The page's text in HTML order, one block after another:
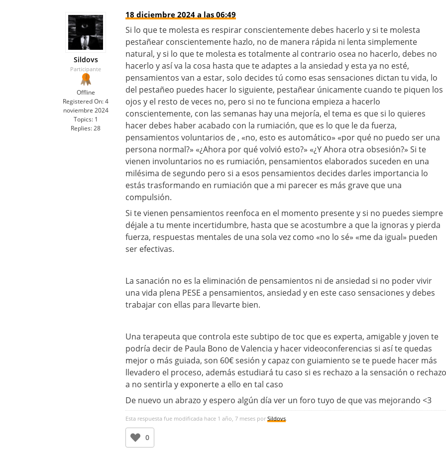
Sildovs
Participante
Offline
Registered On:4
noviembre 2024
Topics: 1
Replies:28
18 diciembre 2024 a las 06:49
Si lo que te molesta es respirar conscientemente debes hacerlo y si te molesta
pestañear conscientemente hazlo, no de manera rápida ni lenta simplemente
natural, y si lo que te molesta es totalmente al contrario osea no hacerlo, debes no
hacerlo y así va la cosa hasta que te adaptes a la ansiedad y esta ya no esté,
pensamientos van a estar, solo decides tú como esas sensaciones dictan tu vida, lo
del pestañeo puedes hacer lo siguiente, pestañear únicamente cuando te piquen los
ojos y el resto de veces no, pero si no te funciona empieza a hacerlo
conscientemente, con las semanas hay una mejoría, el tema es que si lo quieres
hacer debes haber acabado con la rumiación, que es lo que le da fuerza,
pensamientos voluntarios de , «no, esto es automático» «por qué no puedo ser una
persona normal?» «¿Ahora por qué volvió esto?» «¿Y Ahora otra obsesión?» Si te
vienen involuntarios no es rumiación, pensamientos elaborados suceden en una
milésima de segundo pero si a esos pensamientos decides darles importancia lo
estás trasformando en rumiación que a mi parecer es más grave que una
compulsión.
Si te vienen pensamientos reenfoca en el momento presente y si no puedes siempre
déjale a tu mente incertidumbre, hasta que se acostumbre a que la ignoras y pierda
fuerza, respuestas mentales de una sola vez como «no lo sé» «me da igual» pueden
ser efectivas.
La sanación no es la eliminación de pensamientos ni de ansiedad si no poder vivir
una vida plena PESE a pensamientos, ansiedad y en este caso sensaciones y debes
trabajar con ellas para llevarte bien.
Una terapeuta que controla este subtipo de toc que es experta, amigable y joven te
podría decir de Paula Bono de Valencia y hacer videoconferencias si así te quedas
mejor o más guiada, son 60€ sesión y capaz con guiamiento se te puede hacer más
llevadero el proceso, además estudiará tu caso si es rechazo a la sensación o rechazo
a no sentirla y exponerte a ello en tal caso
De nuevo un abrazo y espero algún día ver un foro tuyo de que vas mejorando <3
Esta respuesta fue modificada hace 1 año, 7 meses por Sildovs.
0